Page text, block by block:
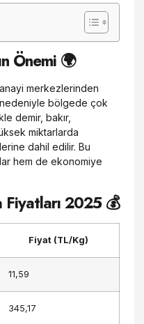
Önemi 🌍
merkezlerinden
bölgede çok
demir, bakır,
miktarlarda
dahil edilir. Bu
hem de ekonomiye
2025 💰
Fiyat (TL/Kg)
11,59
345,17